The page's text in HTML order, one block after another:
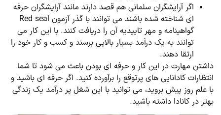
اگر آرایشگران سلمانی هم قصد دارند مانند آرایشگران حرفه
ای شناخته شده باشند می توانند با گذر آزمون Red seal
گواهینامه و مهر تاییدیه آن را دریافت کنند. با این کار می
توانند به یک درآمد بسیار بالایی برسند و کسب و کار خود را
ارتقا دهند.
داشتن مهارت در این کار و حرفه ای بودن باعث می شود تا شما
انتظارات کادانایی های پرتوقع را برآورده کنید. اگر حرفه ای باشید و
با علم روز پیش بروید، می توانید با این شغل پر درآمد یک زندگی
بهتر در کانادا داشته باشید.